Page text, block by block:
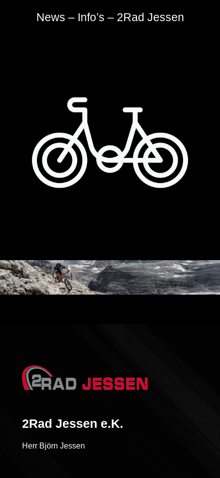
News – Info’s – 2Rad Jessen
2Rad Jessen e.K.
Herr Björn Jessen